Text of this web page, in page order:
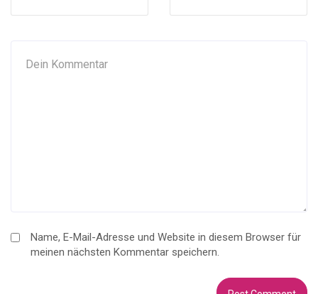
Name, E-Mail-Adresse und Website in diesem Browser für
meinen nächsten Kommentar speichern.